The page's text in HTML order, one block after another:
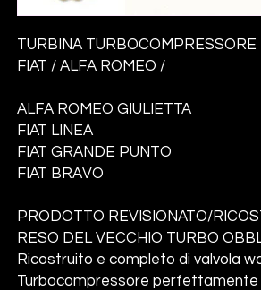
TURBINA TURBOCOMPRESSORE
FIAT / ALFA ROMEO /
ALFA ROMEO GIULIETTA
FIAT LINEA
FIAT GRANDE PUNTO
FIAT BRAVO
PRODOTTO REVISIONATO/
RESO DEL VECCHIO TURBO
Ricostruito e completo di valvola
Turbocompressore